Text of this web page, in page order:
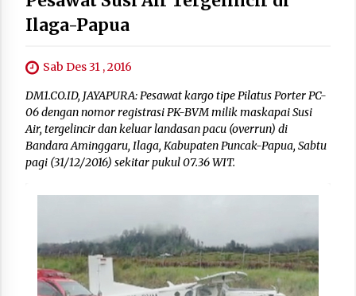
Ilaga-Papua
Sab Des 31 , 2016
DM1.CO.ID, JAYAPURA: Pesawat kargo tipe Pilatus Porter PC-
06 dengan nomor registrasi PK-BVM milik maskapai Susi
Air, tergelincir dan keluar landasan pacu (overrun) di
Bandara Aminggaru, Ilaga, Kabupaten Puncak-Papua, Sabtu
pagi (31/12/2016) sekitar pukul 07.36 WIT.